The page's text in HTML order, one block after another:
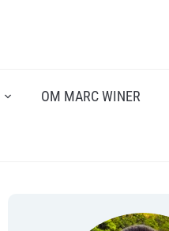
OM MARC WINER